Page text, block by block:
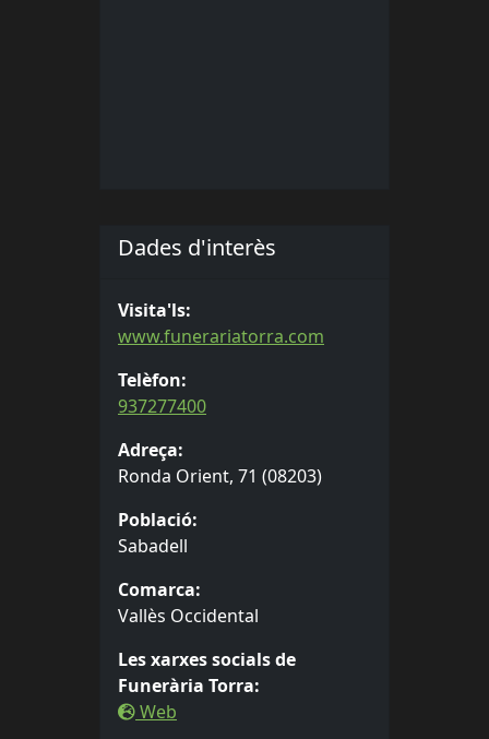
Dades d'interès
Visita'ls:
www.funerariatorra.com
Telèfon:
937277400
Adreça:
Ronda Orient, 71 (08203)
Població:
Sabadell
Comarca:
Vallès Occidental
Les xarxes socials de
Funerària Torra:
Web